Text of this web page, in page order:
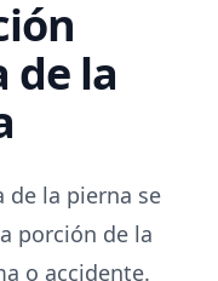
la
la pierna se
porción de la
o accidente.